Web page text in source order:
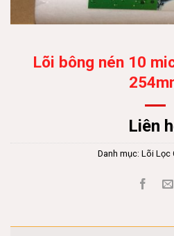
Lõi bông nén 10
Liên
Danh mục: Lõi Lọc